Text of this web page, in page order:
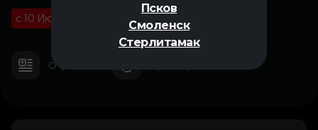
Псков
Смоленск
Стерлитамак
с 10 Июля 01 ч 59 м
О фильме